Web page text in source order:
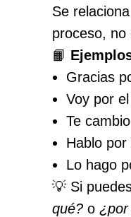
Se
proceso, no
📙
Gracias
Voy por
Te
Hablo por
Lo hago
💡 Si
qué? o ¿por